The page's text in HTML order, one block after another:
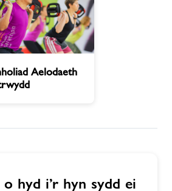
O Hyd I Ganolfan
Aelodaeth
hyd i’r hyn sydd ei